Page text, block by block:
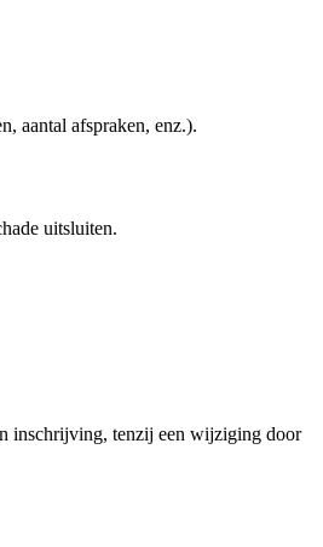
aantal afspraken, enz.).
uitsluiten.
inschrijving, tenzij een wijziging door